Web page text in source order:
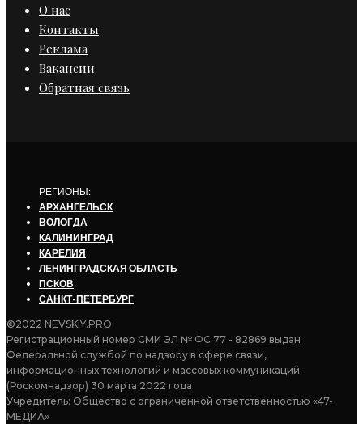
О нас
Контакты
Реклама
Вакансии
Обратная связь
РЕГИОНЫ:
АРХАНГЕЛЬСК
ВОЛОГДА
КАЛИНИНГРАД
КАРЕЛИЯ
ЛЕНИНГРАДСКАЯ ОБЛАСТЬ
ПСКОВ
САНКТ-ПЕТЕРБУРГ
©2022 NEVSKIY.PRO
Регистрационный номер СМИ ЭЛ № ФС 77 - 82869 выдан
Федеральной службой по надзору в сфере связи,
информационных технологий и массовых коммуникаций
(Роскомнадзор) 30 марта 2022 года
Учредитель: Общество с ограниченной ответственностью «47-
МЕДИА»